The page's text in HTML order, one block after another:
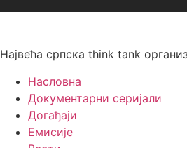
Највећа српска think tank
Насловна
Документарни серијали
Догађаји
Емисије